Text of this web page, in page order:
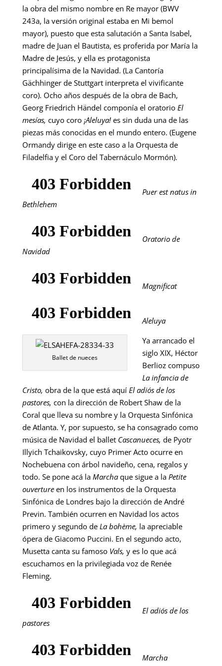
la obra del mismo nombre en Re mayor (BWV
243a, la versión original estaba en Mi bemol
mayor), puesto que esta salutación a Santa Isabel,
madre de Juan el Bautista, es proferida por María la
Madre de Jesús, y ella es protagonista
principalísima de la Navidad. (La Cantoría
Gächhinger de Stuttgart interpreta el vivificante
coro). Ocho años después de la obra de Bach,
Georg Friedrich Händel componía el oratorio El
mesías, cuyo coro ¡Aleluya! es sin duda una de las
piezas más conocidas en el mundo entero. (Eugene
Ormandy dirige en este caso a la Orquesta de
Filadelfia y el Coro del Tabernáculo Mormón).
Puer est natus in
Bethlehem
Oratorio de
Navidad
Magnificat
Aleluya
Ballet de nueces
Ya arrancado el
siglo XIX, Héctor
Berlioz compuso
La infancia de
Cristo, obra de la que está aquí El adiós de los
pastores, con la dirección de Robert Shaw de la
Coral que lleva su nombre y la Orquesta Sinfónica
de Atlanta. Y, por supuesto, se ha consagrado como
música de Navidad el ballet Cascanueces, de Pyotr
Illyich Tchaikovsky, cuyo Primer Acto ocurre en
Nochebuena con árbol navideño, cena, regalos y
todo. Se pone acá la Marchaque sigue a la Petite
ouvertureen los instrumentos de la Orquesta
Sinfónica de Londres bajo la dirección de André
Previn. También ocurren en Navidad los actos
primero y segundo de La bohème, la apreciable
ópera de Giacomo Puccini. En el segundo acto,
Musetta canta su famoso Vals, y es lo que acá
escuchamos en la privilegiada voz de Renée
Fleming.
El adiós de los
pastores
Marcha